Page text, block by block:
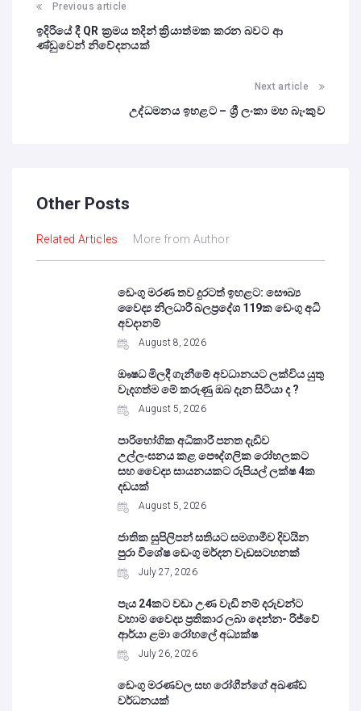
Previous article
ඉදිරියේ දී QR ක්‍රමය තදින් ක්‍රියාත්මක කරන බවට ආ
ණ්ඩුවෙන් නිවේදනයක්
Next article
උද්ධමනය ඉහළට – ශ්‍රී ලංකා මහ බැංකුව
Other Posts
Related Articles More from Author
ඩෙංගු මරණ තව දුරටත් ඉහළට: සෞඛ්‍ය
වෛද්‍ය නිලධාරී බලප්‍රදේශ 119ක ඩෙංගු අධි
අවදානම්
August 8, 2026
ඖෂධ මිලදී ගැනීමේ අවධානයට ලක්විය යුතු
වැදගත්ම මේ කරුණු ඔබ දැන සිටියා ද ?
August 5, 2026
පාරිභෝගික අධිකාරී පනත දැඩිව
උල්ලංඝනය කළ පෞද්ගලික රෝහලකට
සහ වෛද්‍ය සායනයකට රුපියල් ලක්ෂ 4ක
දඩයක්
August 5, 2026
ජාතික සුපිලිපන් සතියට සමගාමීව දිවයින
පුරා විශේෂ ඩෙංගු මර්දන වැඩසටහනක්
July 27, 2026
පැය 24කට වඩා උණ වැඩි නම් දරුවන්ට
වහාම වෛද්‍ය ප්‍රතිකාර ලබා දෙන්න- රිජ්වේ
ආර්යා ළමා රෝහලේ අධ්‍යක්ෂ
July 26, 2026
ඩෙංගු මරණවල සහ රෝගීන්ගේ අඛණ්ඩ
වර්ධනයක්